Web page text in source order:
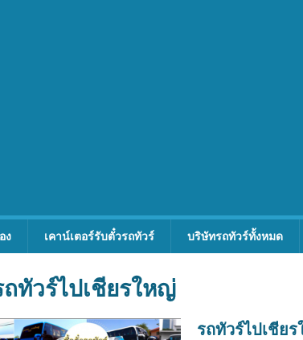
ง เคาน์เตอร์รับตั๋วรถทัวร์ บริษัทรถทัวร์ทั้งหมด
ถทัวร์ไปเชียรใหญ่
รถทัวร์ไปเชีย